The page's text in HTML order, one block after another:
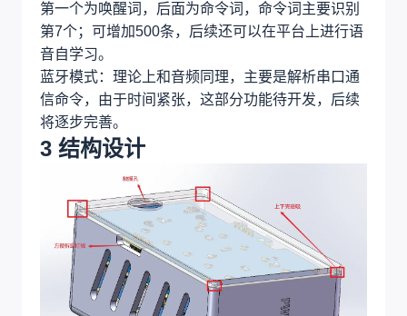
第一个为唤醒词，后面为命令词，命令词主要识别
第7个；可增加500条，后续还可以在平台上进行语
音自学习。
蓝牙模式：理论上和音频同理，主要是解析串口通
信命令，由于时间紧张，这部分功能待开发，后续
将逐步完善。
3 结构设计